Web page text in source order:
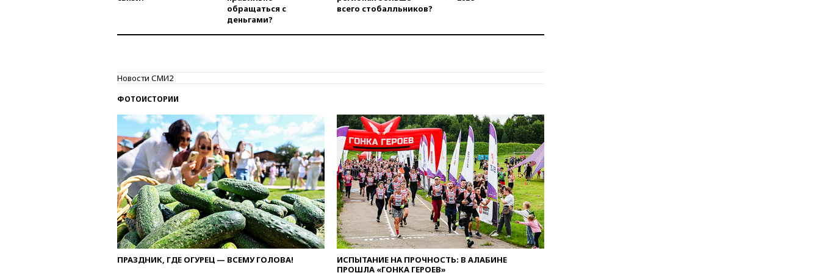
строительства военной базы в
получит «золотую акцию» в
управлении аэропортом
Шереметьево
вчера, 17:35Шесть человек
пострадали при ударе ВСУ по
автобусу в Запорожской
области
вчера, 17:25В аэропортах
Сочи и Геленджика сняты
ограничения
помогут пострадавшему от
обращаться с
деньгами?
всего стобалльников?
Новости СМИ2
ФОТОИСТОРИИ
ПРАЗДНИК, ГДЕ ОГУРЕЦ — ВСЕМУ ГОЛОВА!
ИСПЫТАНИЕ НА ПРОЧНОСТЬ: В АЛАБИНЕ
ПРОШЛА «ГОНКА ГЕРОЕВ»